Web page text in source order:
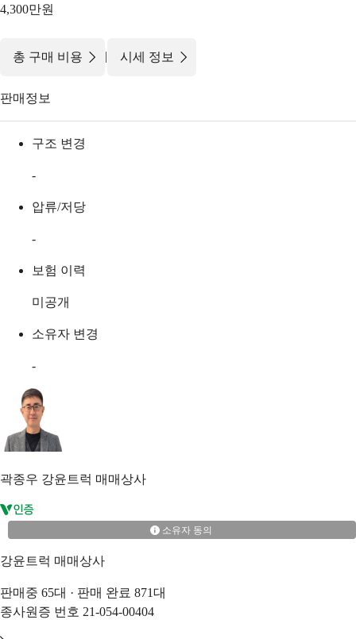
4,300만원
총 구매 비용 | 시세 정보
판매정보
구조 변경
-
압류/저당
-
보험 이력
미공개
소유자 변경
-
곽종우 강윤트럭 매매상사
소유자 동의
강윤트럭 매매상사
판매중 65대 · 판매 완료 871대
종사원증 번호 21-054-00404